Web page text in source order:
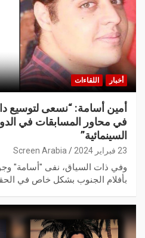
أخبار اللقاءات
أمين أسامة: “نسعى لتوسيع
في محاور المسابقات في
السينمائية”
23 فبراير 2024 Screen Arabia
وفي ذات السياق، نفى "أسامة"
بأفلام الجنوب بشكل خاص في